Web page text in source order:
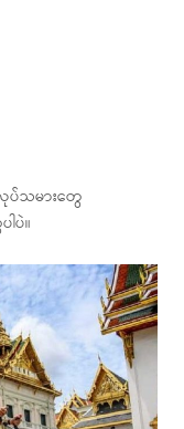
ပ်သမားတွေ
ပဲ။